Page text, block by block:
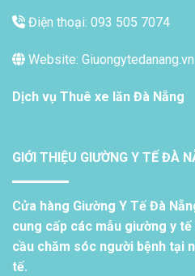
Điện thoại: 093 505 7074
Website: Giuongytedanang.vn
Dịch vụ Thuê xe lăn Đà Nẵng
GIỚI THIỆU GIƯỜNG Y TẾ ĐÀ
Cửa hàng Giường Y Tế Đà
cung cấp các mẫu giường y
cầu chăm sóc người bệnh tại
tế.